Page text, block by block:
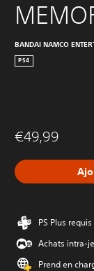
BANDAI NAMCO
PS4
€49,99
PS Plus
Achats intra-
Prend en